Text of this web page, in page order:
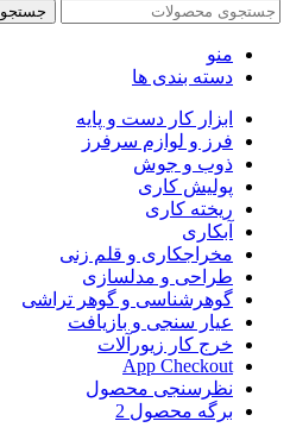
جستجو
منو
دسته بندی ها
ابزار کار دست و پایه
فرز و لوازم سرفرز
ذوب و جوش
پولیش کاری
ریخته کاری
آبکاری
مخراجکاری و قلم زنی
طراحی و مدلسازی
گوهرشناسی و گوهر تراشی
عیار سنجی و بازیافت
خرج کار زیورآلات
App Checkout
نظرسنجی محصول
برگه محصول 2